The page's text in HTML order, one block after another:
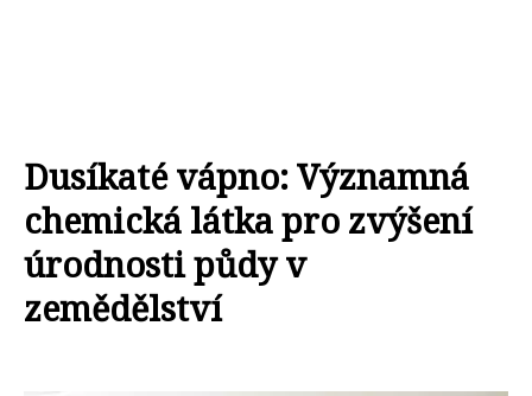
Dusíkaté vápno: Významná
chemická látka pro zvýšení
úrodnosti půdy v
zemědělství